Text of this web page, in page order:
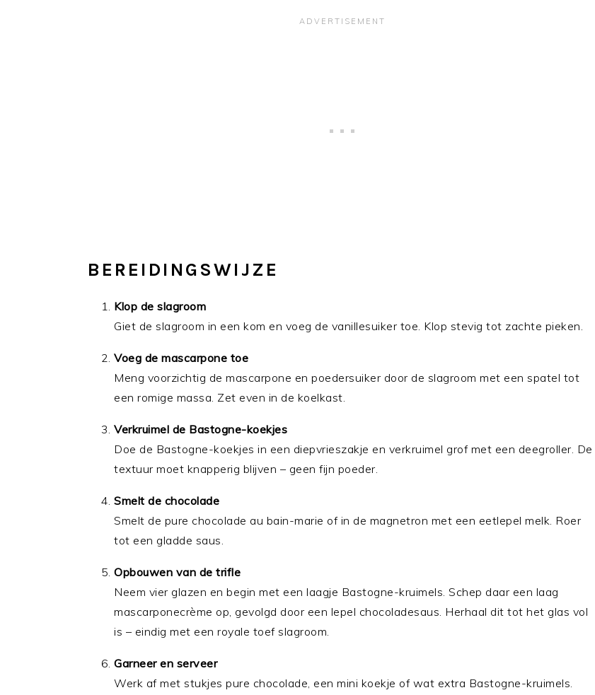
BEREIDINGSWIJZE
Klop de slagroom
Giet de slagroom in een kom en voeg de vanillesuiker toe. Klop stevig tot zachte pieken.
Voeg de mascarpone toe
Meng voorzichtig de mascarpone en poedersuiker door de slagroom met een spatel tot
een romige massa. Zet even in de koelkast.
Verkruimel de Bastogne-koekjes
Doe de Bastogne-koekjes in een diepvrieszakje en verkruimel grof met een deegroller. De
textuur moet knapperig blijven – geen fijn poeder.
Smelt de chocolade
Smelt de pure chocolade au bain-marie of in de magnetron met een eetlepel melk. Roer
tot een gladde saus.
Opbouwen van de trifle
Neem vier glazen en begin met een laagje Bastogne-kruimels. Schep daar een laag
mascarponecrème op, gevolgd door een lepel chocoladesaus. Herhaal dit tot het glas vol
is – eindig met een royale toef slagroom.
Garneer en serveer
Werk af met stukjes pure chocolade, een mini koekje of wat extra Bastogne-kruimels.